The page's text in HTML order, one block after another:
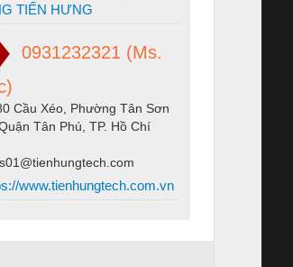
TIẾN HƯNG
0931232321 (Ms.
Cầu Xéo, Phường Tân Sơn
Tân Phú, TP. Hồ Chí
www.tienhungtech.com.vn